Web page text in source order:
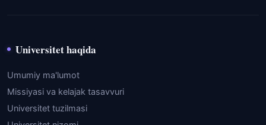
Universitet haqida
Umumiy ma'lumot
Missiyasi va kelajak tasavvuri
Universitet tuzilmasi